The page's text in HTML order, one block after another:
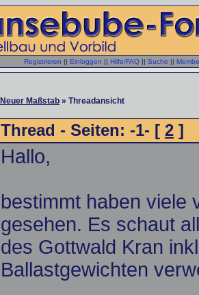
Registrieren || Einloggen || Hilfe/FAQ || Suche ||
Neuer Maßstab » Threadansicht
Thread - Seiten: -1- [ 2 ]
Hallo,
bestimmt haben viele
gesehen. Es schaut
des Gottwald Kran
Ballastgewichten